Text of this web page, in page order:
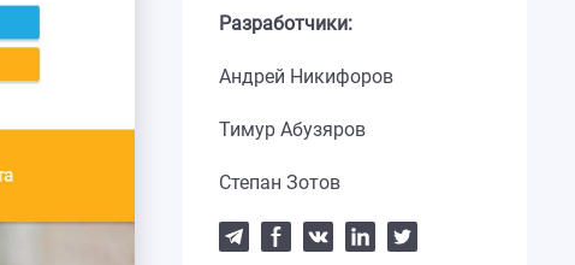
Разработчики:
Андрей Никифоров
Тимур Абузяров
Степан Зотов